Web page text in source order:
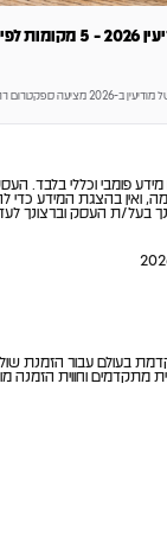
מסעדות בשרים
ספקטרום רחב, מהמבורגרים
פומבי וכללי בלבד.
ואין בהצגת המידע כדי
בעל/ת העסק וברצונך
בעולם עבור הזמנת
מתקדמים וחווית הזמנה